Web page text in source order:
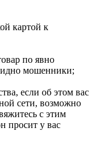
картой к
по явно
мошенники;
если об этом вас
сети, возможно
с этим
просит у вас